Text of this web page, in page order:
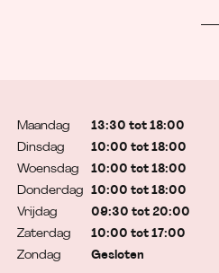
Maandag
Dinsdag
Woensdag
Donderdag
Vrijdag
Zaterdag
Zondag
13:30 tot 18:00
10:00 tot 18:00
10:00 tot 18:00
10:00 tot 18:00
09:30 tot 20:00
10:00 tot 17:00
Gesloten